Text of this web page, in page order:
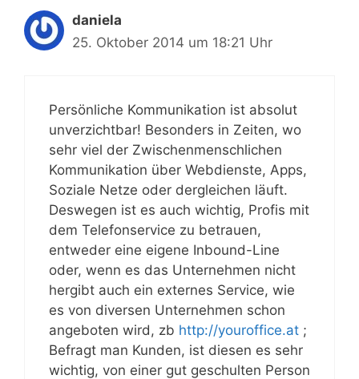
daniela
25. Oktober 2014 um 18:21 Uhr
Persönliche Kommunikation ist absolut
unverzichtbar! Besonders in Zeiten, wo
sehr viel der Zwischenmenschlichen
Kommunikation über Webdienste, Apps,
Soziale Netze oder dergleichen läuft.
Deswegen ist es auch wichtig, Profis mit
dem Telefonservice zu betrauen,
entweder eine eigene Inbound-Line
oder, wenn es das Unternehmen nicht
hergibt auch ein externes Service, wie
es von diversen Unternehmen schon
angeboten wird, zb http://youroffice.at ;
Befragt man Kunden, ist diesen es sehr
wichtig, von einer gut geschulten Person